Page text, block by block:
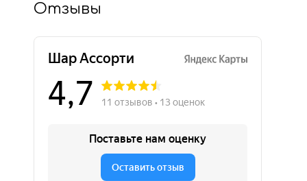
Отзывы